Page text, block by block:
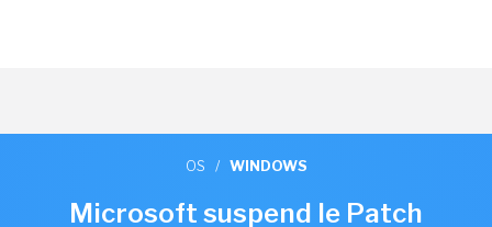
OS / WINDOWS
Microsoft suspend le Patch